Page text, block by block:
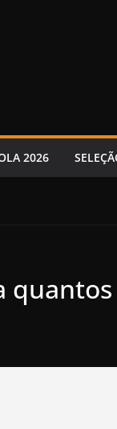
2026